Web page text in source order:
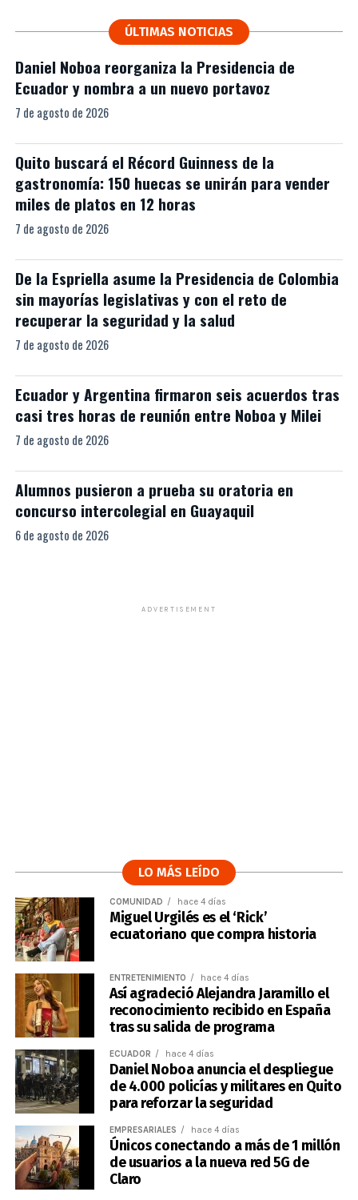
ÚLTIMAS NOTICIAS
Daniel Noboa reorganiza la Presidencia de
Ecuador y nombra a un nuevo portavoz
7 de agosto de 2026
Quito buscará el Récord Guinness de la
gastronomía: 150 huecas se unirán para vender
miles de platos en 12 horas
7 de agosto de 2026
De la Espriella asume la Presidencia de Colombia
sin mayorías legislativas y con el reto de
recuperar la seguridad y la salud
7 de agosto de 2026
Ecuador y Argentina firmaron seis acuerdos tras
casi tres horas de reunión entre Noboa y Milei
7 de agosto de 2026
Alumnos pusieron a prueba su oratoria en
concurso intercolegial en Guayaquil
6 de agosto de 2026
ADVERTISEMENT
LO MÁS LEÍDO
COMUNIDAD hace 4 días
Miguel Urgilés es el ‘Rick’
ecuatoriano que compra historia
ENTRETENIMIENTO hace 4 días
Así agradeció Alejandra Jaramillo el
reconocimiento recibido en España
tras su salida de programa
ECUADOR hace 4 días
Daniel Noboa anuncia el despliegue
de 4.000 policías y militares en Quito
para reforzar la seguridad
EMPRESARIALES hace 4 días
Únicos conectando a más de 1 millón
de usuarios a la nueva red 5G de
Claro